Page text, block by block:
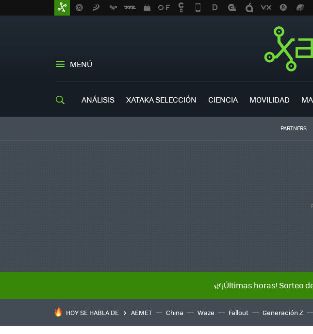
MENÚ
ANÁLISIS XATAKA SELECCIÓN CIENCIA MOVILIDAD
PARTNERS
🌿¡Últimas horas! Sorteo
HOY SE HABLA DE AEMET China Waze Fallout Generación Z